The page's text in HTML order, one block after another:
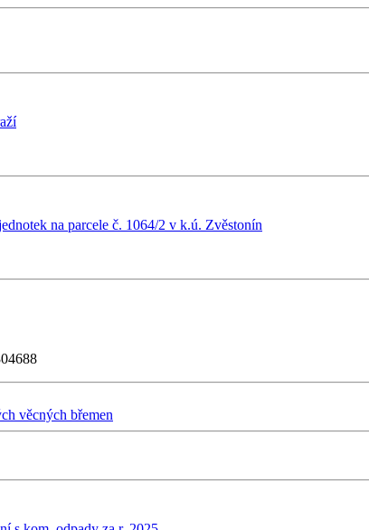
na parcele č. 1064/2 v k.ú. Zvěstonín
věcných břemen